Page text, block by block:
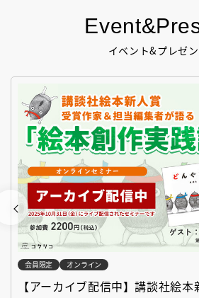
イベント&プレゼ
会員限定 オンライン
【アーカイブ配信中】講談社絵